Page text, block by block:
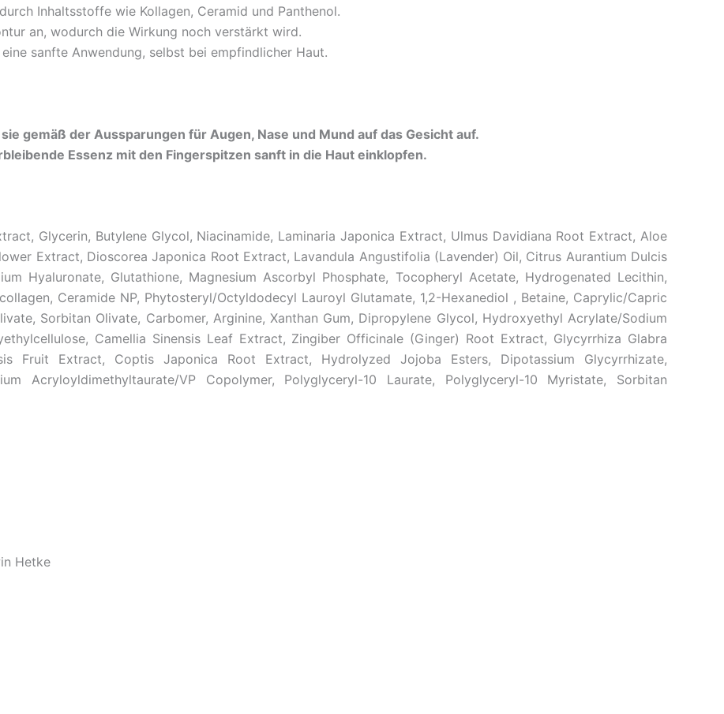
Inhaltsstoffe wie Kollagen, Ceramid und Panthenol.
an, wodurch die Wirkung noch verstärkt wird.
sanfte Anwendung, selbst bei empfindlicher Haut.
gemäß der Aussparungen für Augen, Nase und Mund auf das Gesicht auf.
Essenz mit den Fingerspitzen sanft in die Haut einklopfen.
Glycerin, Butylene Glycol, Niacinamide, Laminaria Japonica Extract, Ulmus Davidiana Root Extract, Aloe
Extract, Dioscorea Japonica Root Extract, Lavandula Angustifolia (Lavender) Oil, Citrus Aurantium Dulcis
Hyaluronate, Glutathione, Magnesium Ascorbyl Phosphate, Tocopheryl Acetate, Hydrogenated Lecithin,
Ceramide NP, Phytosteryl/Octyldodecyl Lauroyl Glutamate, 1,2-Hexanediol , Betaine, Caprylic/Capric
Sorbitan Olivate, Carbomer, Arginine, Xanthan Gum, Dipropylene Glycol, Hydroxyethyl Acrylate/Sodium
Camellia Sinensis Leaf Extract, Zingiber Officinale (Ginger) Root Extract, Glycyrrhiza Glabra
Fruit Extract, Coptis Japonica Root Extract, Hydrolyzed Jojoba Esters, Dipotassium Glycyrrhizate,
Acryloyldimethyltaurate/VP Copolymer, Polyglyceryl-10 Laurate, Polyglyceryl-10 Myristate, Sorbitan
Hetke